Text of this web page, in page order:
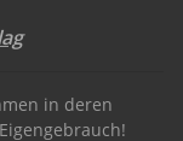
in deren